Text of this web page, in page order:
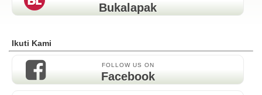
Bukalapak
Ikuti Kami
FOLLOW US ON
Facebook